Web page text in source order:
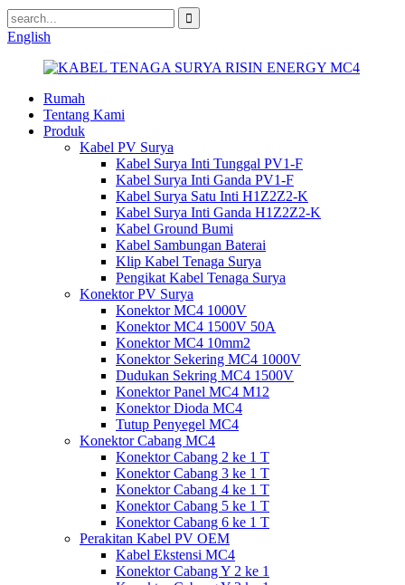
English
Rumah
Tentang Kami
Produk
Kabel PV Surya
Kabel Surya Inti Tunggal PV1-F
Kabel Surya Inti Ganda PV1-F
Kabel Surya Satu Inti H1Z2Z2-K
Kabel Surya Inti Ganda H1Z2Z2-K
Kabel Ground Bumi
Kabel Sambungan Baterai
Klip Kabel Tenaga Surya
Pengikat Kabel Tenaga Surya
Konektor PV Surya
Konektor MC4 1000V
Konektor MC4 1500V 50A
Konektor MC4 10mm2
Konektor Sekering MC4 1000V
Dudukan Sekring MC4 1500V
Konektor Panel MC4 M12
Konektor Dioda MC4
Tutup Penyegel MC4
Konektor Cabang MC4
Konektor Cabang 2 ke 1 T
Konektor Cabang 3 ke 1 T
Konektor Cabang 4 ke 1 T
Konektor Cabang 5 ke 1 T
Konektor Cabang 6 ke 1 T
Perakitan Kabel PV OEM
Kabel Ekstensi MC4
Konektor Cabang Y 2 ke 1